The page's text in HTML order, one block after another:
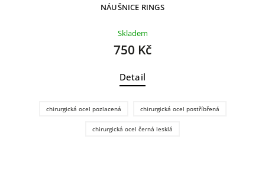
NÁUŠNICE RINGS
Skladem
750 Kč
Detail
chirurgická ocel pozlacená chirurgická ocel postříbřená
chirurgická ocel černá lesklá